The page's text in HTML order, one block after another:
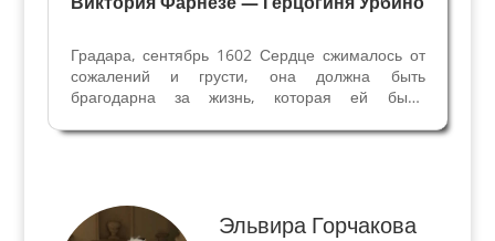
Градара, сентябрь 1602 Сердце сжималось от
сожалений и грусти, она должна быть
брагодарна за жизнь, которая ей была
думать об утраченном прошлом, которое
Эльвира Горчакова